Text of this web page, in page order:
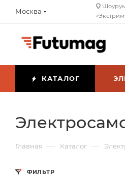
Москва
КАТАЛОГ
Главная — Каталог —
ФИЛЬТР